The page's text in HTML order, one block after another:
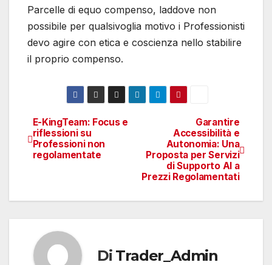
Parcelle di equo compenso, laddove non
possibile per qualsivoglia motivo i Professionisti
devo agire con etica e coscienza nello stabilire
il proprio compenso.
Navigazione
articoli
Garantire
Accessibilità e
Autonomia: Una
Proposta per Servizi
di Supporto AI a
Prezzi Regolamentati
E-KingTeam: Focus e
riflessioni su
Professioni non
regolamentate
Di Trader_Admin